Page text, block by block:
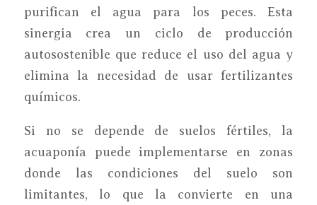
purifican el agua para los peces. Esta
sinergia crea un ciclo de producción
autosostenible que reduce el uso del agua y
elimina la necesidad de usar fertilizantes
químicos.
Si no se depende de suelos fértiles, la
acuaponía puede implementarse en zonas
donde las condiciones del suelo son
limitantes, lo que la convierte en una